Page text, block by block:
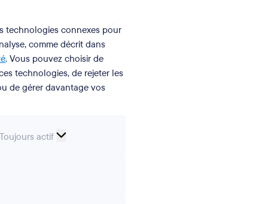
technologies connexes pour
comme décrit dans
. Vous pouvez choisir de
technologies, de rejeter les
de gérer davantage vos
Toujours actif